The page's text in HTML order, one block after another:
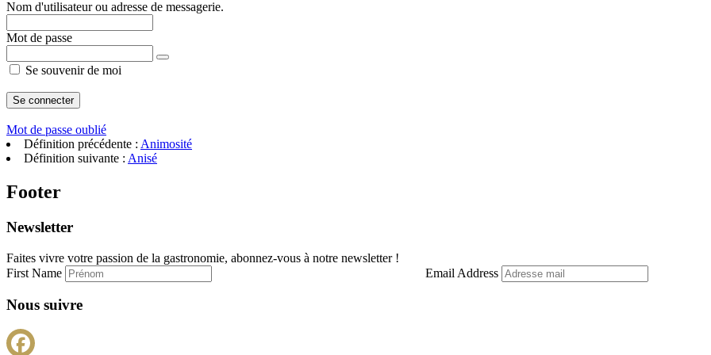
Nom d'utilisateur ou adresse de messagerie.
Mot de passe
Se souvenir de moi
Mot de passe oublié
Définition précédente : Animosité
Définition suivante : Anisé
Footer
Newsletter
Faites vivre votre passion de la gastronomie, abonnez-vous à notre newsletter !
First Name
Email Address
Nous suivre